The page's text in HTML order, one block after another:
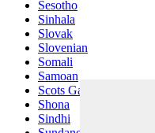
Sesotho
Sinhala
Slovak
Slovenian
Somali
Samoan
Scots Gaelic
Shona
Sindhi